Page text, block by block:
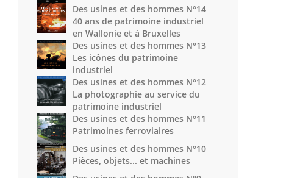
Des usines et des hommes N°14
40 ans de patrimoine industriel
en Wallonie et à Bruxelles
Des usines et des hommes N°13
Les icônes du patrimoine
industriel
Des usines et des hommes N°12
La photographie au service du
patrimoine industriel
Des usines et des hommes N°11
Patrimoines ferroviaires
Des usines et des hommes N°10
Pièces, objets... et machines